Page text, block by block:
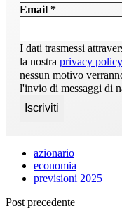
Email *
I dati trasmessi
la nostra privacy policy
nessun motivo
l'invio di messaggi di
azionario
economia
previsioni 2025
Post precedente